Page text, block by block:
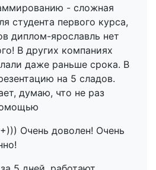
- сложная
студента первого курса,
диплом-ярославль нет
В других компаниях
даже раньше срока. В
на 5 сладов.
думаю, что не раз
Очень доволен! Очень